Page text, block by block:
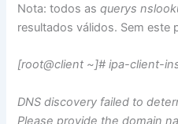
Nota: todos asquerys
resultados válidos. Sem este
[root@client ~]# ipa-client-
DNS discovery failed to
Please provide the domain